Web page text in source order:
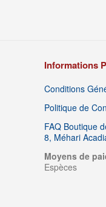
Informations
Conditions
Politique de
FAQ Boutique
8, Méhari
Moyens de
Espèces